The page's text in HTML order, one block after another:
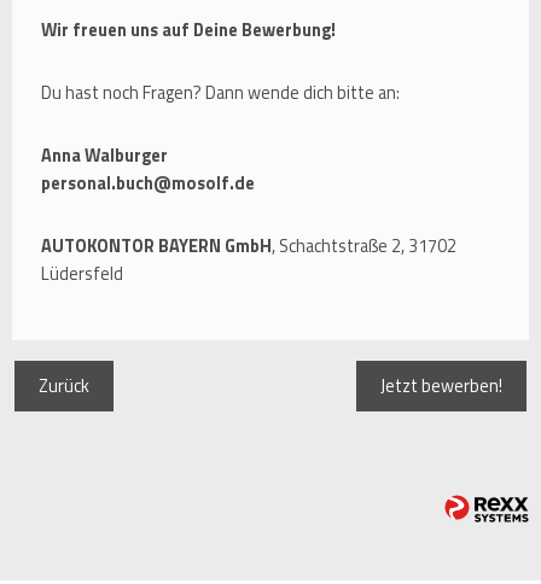
Wir freuen uns auf Deine Bewerbung!
Du hast noch Fragen? Dann wende dich bitte an:
Anna Walburger
personal.buch@mosolf.de
AUTOKONTOR BAYERN GmbH, Schachtstraße 2, 31702
Lüdersfeld
Zurück Jetzt bewerben!